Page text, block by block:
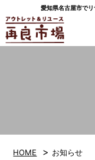
愛知県名古屋市で
HOME > お知らせ